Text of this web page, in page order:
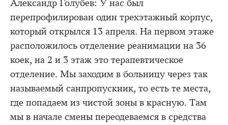
Александр Голубев: У нас был
перепрофилирован один трехэтажный корпус,
который открылся 13 апреля. На первом этаже
расположилось отделение реанимации на 36
коек, на 2 и 3 этаж это терапевтическое
отделение. Мы заходим в больницу через так
называемый санпропускник, то есть те места,
где попадаем из чистой зоны в красную. Там
мы в начале смены переодеваемся в средства